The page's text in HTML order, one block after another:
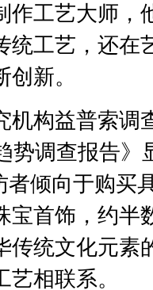
作工艺大师，
统工艺，还在
新。
构益普索调
势调查报告》
者倾向于购买
宝首饰，约半
传统文化元素
相联系。